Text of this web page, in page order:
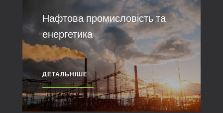
Нафтова промисловість та
енергетика
ДЕТАЛЬНІШЕ